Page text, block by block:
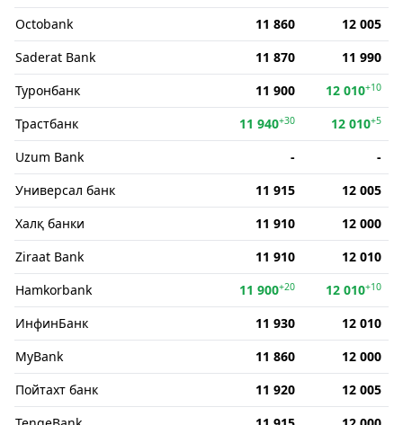
Octobank 11 860
12 005
Saderat Bank
11 870
11 990
Туронбанк
11 900 12 010+10
Трастбанк 11 940+30 12 010+5
Uzum Bank -
-
Универсал банк
11 915
12 005
Халқ банки
11 910
12 000
Ziraat Bank
11 910
12 010
Hamkorbank
11 900+20 12 010+10
ИнфинБанк 11 930
12 010
MyBank
11 860
12 000
Пойтахт банк
11 920
12 005